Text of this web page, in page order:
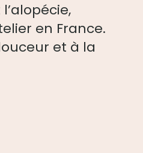
en France.
et à la